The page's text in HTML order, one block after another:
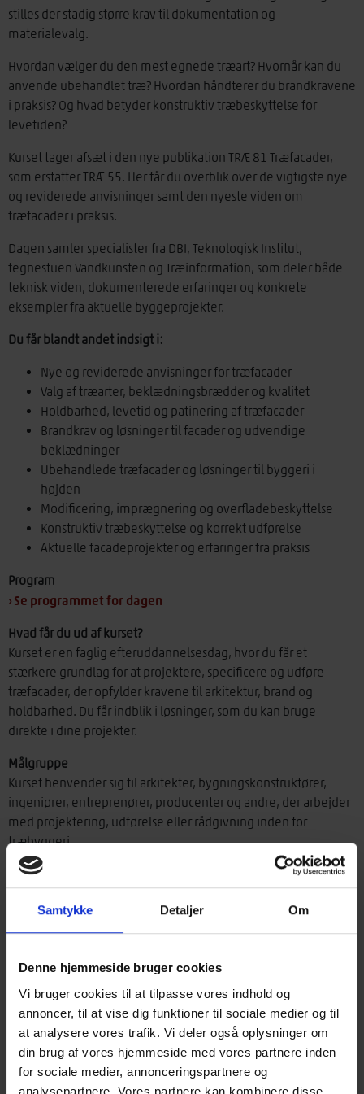
Samtykke Detaljer Om
Denne hjemmeside bruger cookies
Vi bruger cookies til at tilpasse vores indhold og
annoncer, til at vise dig funktioner til sociale medier og til
at analysere vores trafik. Vi deler også oplysninger om
din brug af vores hjemmeside med vores partnere inden
for sociale medier, annonceringspartnere og
analysepartnere. Vores partnere kan kombinere disse
stilles der stadig større krav til dokumentation og
materialevalg.
Hvordan vælger du den mest egnede træart? Hvornår kan du
anvende ubehandlet træ? Hvordan håndterer du brandkravene
i praksis? Og hvad betyder konstruktiv træbeskyttelse for
levetiden?
Kurset tager afsæt i den nye publikation TRÆ 81 Træfacader,
som erstatter TRÆ 55. Her får du overblik over de vigtigste nye
og reviderede anvisninger samt den nyeste viden om
træfacader i praksis.
Dagen samler specialister fra DBI, Teknologisk Institut,
tegnestuen Vandkunsten og Træinformation, som deler både
teknisk viden, dokumenterede erfaringer og konkrete
eksempler fra aktuelle byggeprojekter.
Du får blandt andet indsigt i:
Nye og reviderede anvisninger for træfacader
Valg af træarter, beklædningsbrædder og kvalitet
Holdbarhed, levetid og patinering af træfacader
Brandkrav og løsninger til facader og udvendige
beklædninger
Ubehandlede træfacader og løsninger til byggeri i
højden
Modificering, imprægnering og overfladebeskyttelse
Konstruktiv træbeskyttelse og korrekt udførelse
Aktuelle facadeprojekter og erfaringer fra praksis
Program
› Se programmet for dagen
Hvad får du ud af kurset?
Kurset er en faglig efteruddannelsesdag, hvor du får et
stærkere grundlag for at projektere, specificere og udføre
træfacader, der opfylder kravene til arkitektur, brand og
holdbarhed. Du får indblik i løsninger, som du kan bruge
direkte i dine projekter.
Målgruppe
Kurset henvender sig til arkitekter, bygningskonstruktører,
ingeniører, entreprenører, producenter og andre, der arbejder
med projektering, udførelse eller rådgivning inden for
træbyggeri.
Tid og sted
23. september 2026 i Glostrup: Glostrup Park Hotel
24. september 2026 i Horsens: Scandic Opus Horsens
Medlem af Træinformation: 3.900 kr.
4.400 kr.
Ikke-medlem: 5.570 kr.
I kursusprisen er inkluderet forplejning på dagen. Priserne er
ekskl. moms.